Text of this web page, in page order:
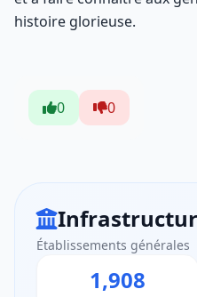
histoire glorieuse.
0 0
Établissements générales
1,908